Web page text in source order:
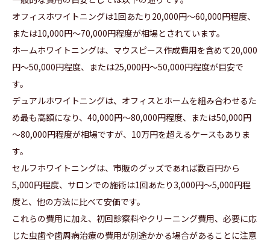
オフィスホワイトニングは1回あたり20,000円～60,000円程度、
または10,000円～70,000円程度が相場とされています。
ホームホワイトニングは、マウスピース作成費用を含めて20,000
円～50,000円程度、または25,000円～50,000円程度が目安で
す。
デュアルホワイトニングは、オフィスとホームを組み合わせるた
め最も高額になり、40,000円～80,000円程度、または50,000円
～80,000円程度が相場ですが、10万円を超えるケースもありま
す。
セルフホワイトニングは、市販のグッズであれば数百円から
5,000円程度、サロンでの施術は1回あたり3,000円～5,000円程
度と、他の方法に比べて安価です。
これらの費用に加え、初回診察料やクリーニング費用、必要に応
じた虫歯や歯周病治療の費用が別途かかる場合があることに注意